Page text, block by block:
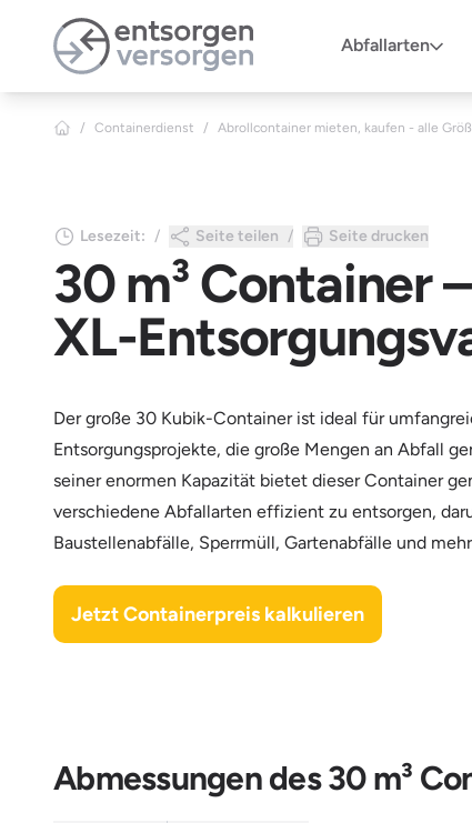
Abfallarten
/ Containerdienst / Abrollcontainer mieten, kaufen - alle
Lesezeit: Seite teilen Seite drucken
30 m³ Container
XL-
Der große 30 Kubik-Container ist ideal für
Entsorgungsprojekte, die große Mengen an Abfall
seiner enormen Kapazität bietet dieser Container
verschiedene Abfallarten effizient zu entsorgen,
Baustellenabfälle, Sperrmüll, Gartenabfälle und
Jetzt Containerpreis kalkulieren
Abmessungen des 30 m³